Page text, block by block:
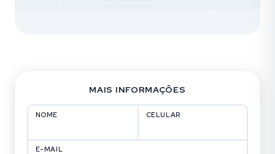
MAIS INFORMAÇÕES
NOME CELULAR
E-MAIL